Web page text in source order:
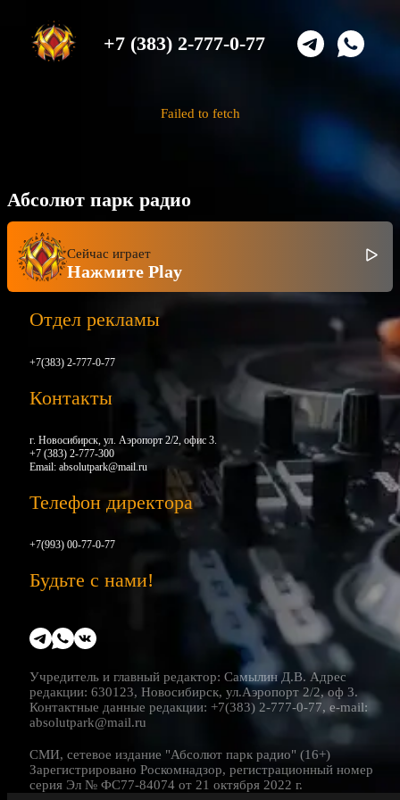
+7 (383) 2-777-0-77
Failed to fetch
Абсолют парк радио
Сейчас играет
Нажмите Play
Отдел рекламы
+7(383) 2-777-0-77
Контакты
г. Новосибирск, ул. Аэропорт 2/2, офис 3.
+7 (383) 2-777-300
Email: absolutpark@mail.ru
Телефон директора
+7(993) 00-77-0-77
Будьте с нами!
Учредитель и главный редактор: Самылин Д.В. Адрес
редакции: 630123, Новосибирск, ул.Аэропорт 2/2, оф 3.
Контактные данные редакции: +7(383) 2-777-0-77, e-mail:
absolutpark@mail.ru
СМИ, сетевое издание "Абсолют парк радио" (16+)
Зарегистрировано Роскомнадзор, регистрационный номер
серия Эл № ФС77-84074 от 21 октября 2022 г.